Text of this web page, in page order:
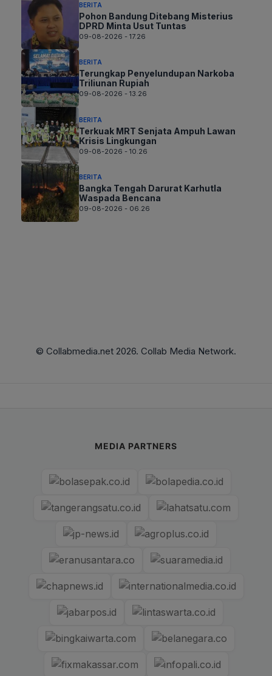
BERITA
Pohon Bandung Ditebang Misterius
DPRD Minta Usut Tuntas
09-08-2026 - 17.26
BERITA
Terungkap Penyelundupan Narkoba
Triliunan Rupiah
09-08-2026 - 13.26
BERITA
Terkuak MRT Senjata Ampuh Lawan
Krisis Lingkungan
09-08-2026 - 10.26
BERITA
Bangka Tengah Darurat Karhutla
Waspada Bencana
09-08-2026 - 06.26
© Collabmedia.net 2026. Collab Media Network.
MEDIA PARTNERS